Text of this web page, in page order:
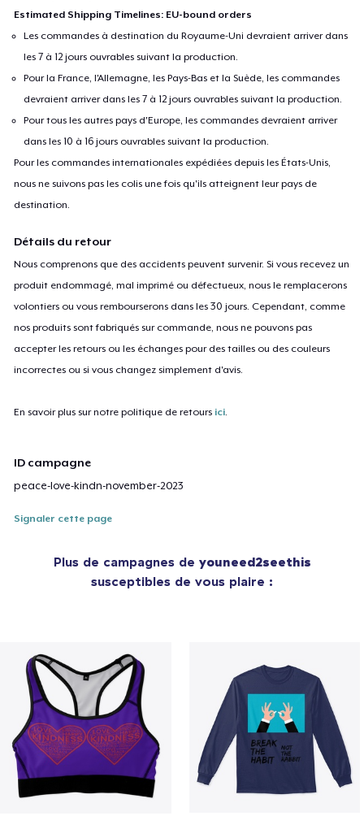
Estimated Shipping Timelines: EU-bound orders
Les commandes à destination du Royaume-Uni devraient arriver dans
les 7 à 12 jours ouvrables suivant la production.
Pour la France, l'Allemagne, les Pays-Bas et la Suède, les commandes
devraient arriver dans les 7 à 12 jours ouvrables suivant la production.
Pour tous les autres pays d'Europe, les commandes devraient arriver
dans les 10 à 16 jours ouvrables suivant la production.
Pour les commandes internationales expédiées depuis les États-Unis,
nous ne suivons pas les colis une fois qu'ils atteignent leur pays de
destination.
Détails du retour
Nous comprenons que des accidents peuvent survenir. Si vous recevez un
produit endommagé, mal imprimé ou défectueux, nous le remplacerons
volontiers ou vous rembourserons dans les 30 jours. Cependant, comme
nos produits sont fabriqués sur commande, nous ne pouvons pas
accepter les retours ou les échanges pour des tailles ou des couleurs
incorrectes ou si vous changez simplement d'avis.
En savoir plus sur notre politique de retours ici.
ID campagne
peace-love-kindn-november-2023
Signaler cette page
Plus de campagnes de youneed2seethis
susceptibles de vous plaire :